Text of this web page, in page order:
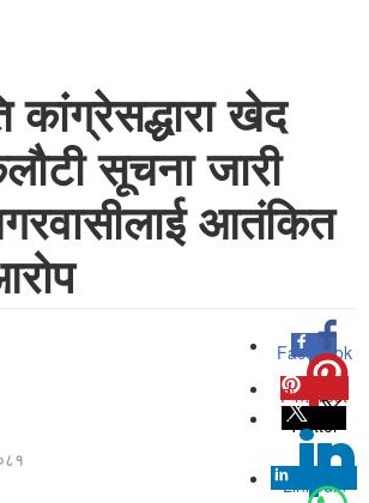
कांग्रेसद्धारा खेद
सूचना जारी
आतंकित
Facebook
0
Pinterest
Twitter
Linkedin
0